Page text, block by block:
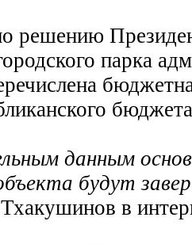
решению
парка
данным
будут
в